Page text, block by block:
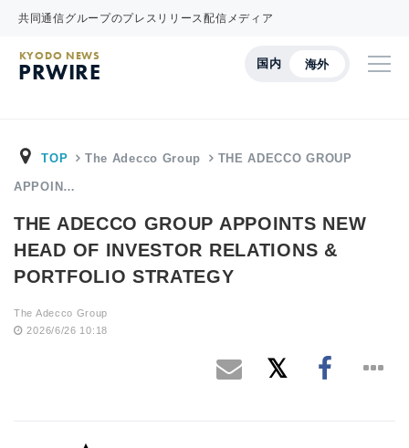
共同通信グループのプレスリリース配信メディア
国内 海外
KYODO NEWS
PRWIRE
TOP The Adecco Group THE ADECCO GROUP
APPOIN…
THE ADECCO GROUP APPOINTS NEW
HEAD OF INVESTOR RELATIONS &
PORTFOLIO STRATEGY
The Adecco Group
2026/6/26 10:18